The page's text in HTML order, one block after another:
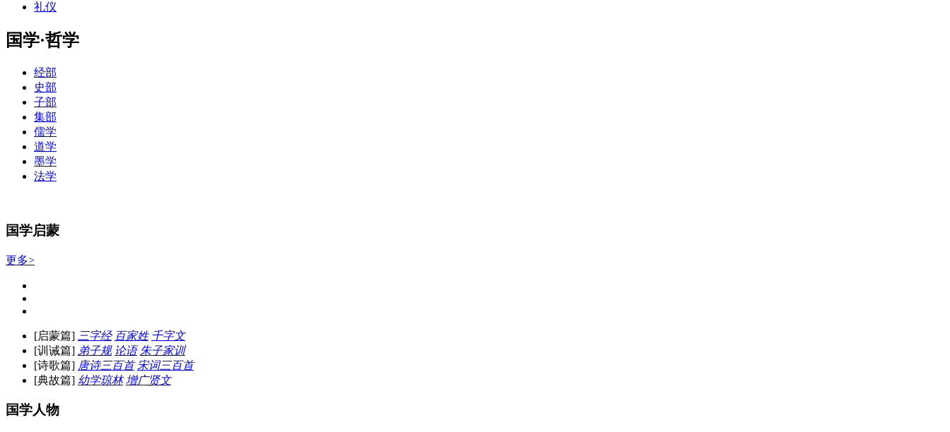
礼仪
国学·哲学
经部
史部
子部
集部
儒学
道学
墨学
法学
国学启蒙
更多>
[启蒙篇] 三字经 百家姓 千字文
[训诫篇] 弟子规 论语 朱子家训
[诗歌篇] 唐诗三百首 宋词三百首
[典故篇] 幼学琼林 增广贤文
国学人物